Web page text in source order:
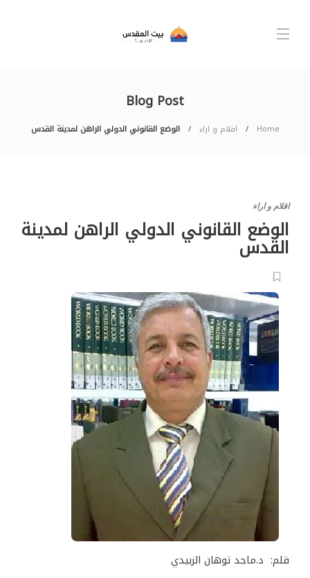
Blog Post
Home اقلام و اراء الوضع القانوني الدولي الراهن لمدينة القدس
اقلام و اراء
الوضع القانوني الدولي الراهن لمدينة
القدس
قلم: د.ماجد توهان الزبيدي